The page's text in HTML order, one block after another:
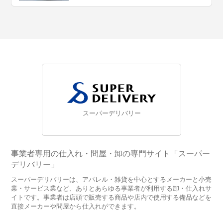
スーパーデリバリー
事業者専用の仕入れ・問屋・卸の専門サイト「スーパー
デリバリー」
スーパーデリバリーは、アパレル・雑貨を中心とするメーカーと小売
業・サービス業など、ありとあらゆる事業者が利用する卸・仕入れサ
イトです。事業者は店頭で販売する商品や店内で使用する備品などを
直接メーカーや問屋から仕入れができます。